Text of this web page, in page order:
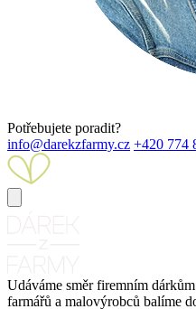
Potřebujete poradit?
info@darekzfarmy.cz +420 774
Udáváme směr firemním
farmářů a malovýrobců balíme